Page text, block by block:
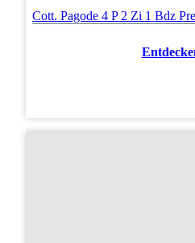
Cott. Pagode 4 P 2 Zi 1 Bdz